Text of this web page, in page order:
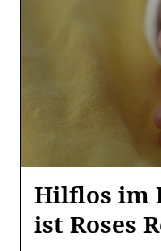
Hilflos im
ist Roses